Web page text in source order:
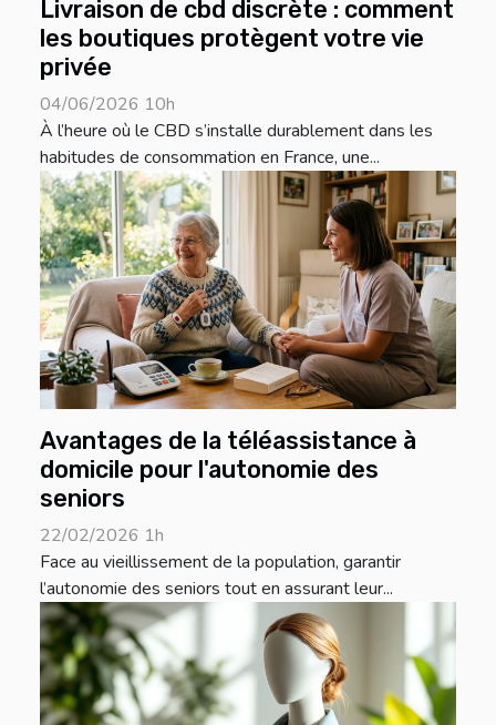
Livraison de cbd discrète : comment
les boutiques protègent votre vie
privée
04/06/2026 10h
À l’heure où le CBD s’installe durablement dans les
habitudes de consommation en France, une...
Avantages de la téléassistance à
domicile pour l'autonomie des
seniors
22/02/2026 1h
Face au vieillissement de la population, garantir
l’autonomie des seniors tout en assurant leur...